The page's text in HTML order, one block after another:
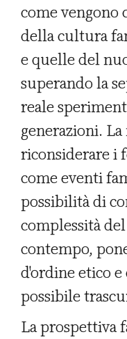
come vengono
della cultura
e quelle del
superando la
reale
generazioni. La
riconsiderare i
come eventi
possibilità di
complessità
contempo,
d'ordine etico
possibile
La prospettiva